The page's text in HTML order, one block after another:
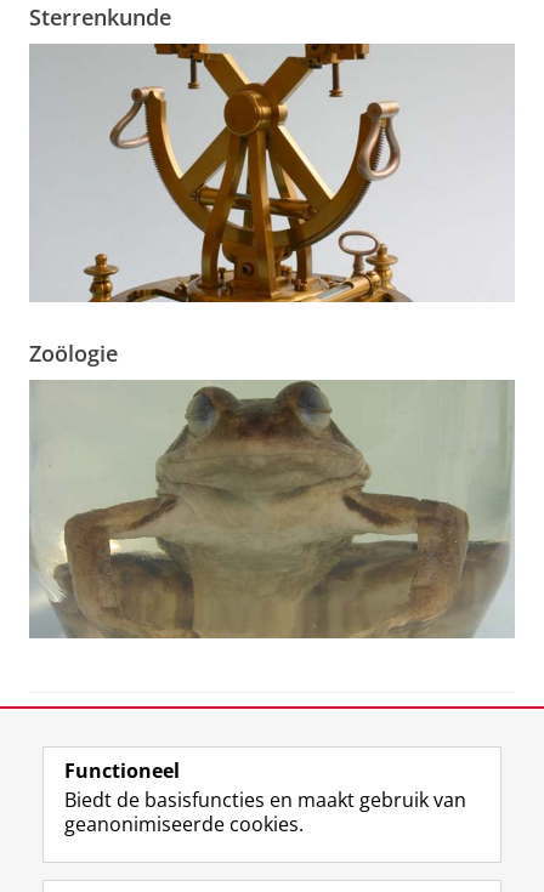
Sterrenkunde
Zoölogie
View this page in:English
Volg de RUG
F
L
R I
Y
Functioneel
Biedt de basisfuncties en maakt gebruik van
geanonimiseerde cookies.